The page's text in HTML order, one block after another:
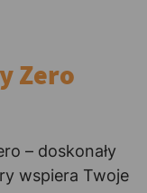
Zero
– doskonały
wspiera Twoje